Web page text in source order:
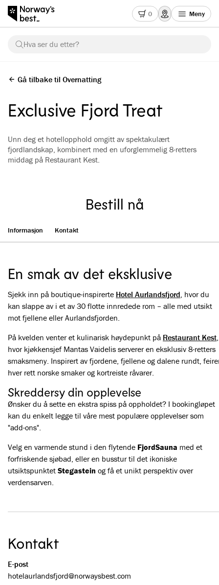
0 Meny
Hva ser du etter?
Gå tilbake til Overnatting
Exclusive Fjord Treat
Unn deg et hotellopphold omgitt av spektakulært
fjordlandskap, kombinert med en uforglemmelig 8-retters
middag på Restaurant Kest.
Bestill nå
Informasjon Kontakt
En smak av det eksklusive
Sjekk inn på boutique-inspirerte Hotel Aurlandsfjord, hvor du
kan slappe av i et av 30 flotte innredede rom – alle med utsikt
mot fjellene eller Aurlandsfjorden.
På kvelden venter et kulinarisk høydepunkt på Restaurant Kest,
hvor kjøkkensjef Mantas Vaidelis serverer en eksklusiv 8-retters
smaksmeny. Inspirert av fjordene, fjellene og dalene rundt,
hver rett norske smaker og kortreiste råvarer.
Skreddersy din opplevelse
Ønsker du å sette en ekstra spiss på oppholdet? I bookingløpet
kan du enkelt legge til våre mest populære opplevelser som
"add-ons".
Velg en varmende stund i den flytende FjordSauna med et
forfriskende sjøbad, eller en busstur til det ikoniske
utsiktspunktet Stegastein og få et unikt perspektiv over
verdensarven.
Kontakt
E-post
hotelaurlandsfjord@­norwaysbest.com